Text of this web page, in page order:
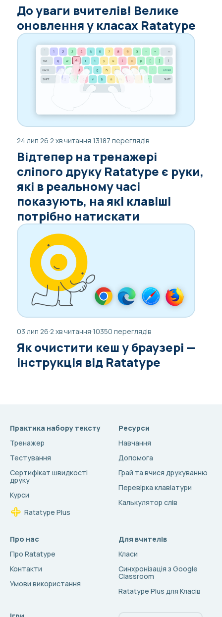
До уваги вчителів! Велике
оновлення у класах Ratatype
24 лип 26·2 хв читання·13187 переглядів
Відтепер на тренажері
сліпого друку Ratatype є руки,
які в реальному часі
показують, на які клавіші
потрібно натискати
03 лип 26·2 хв читання·10350 переглядів
Як очистити кеш у браузері —
інструкція від Ratatype
Практика набору тексту
Тренажер
Тестування
Сертифікат швидкості
друку
Курси
Ratatype Plus
Ресурси
Навчання
Допомога
Грай та вчися друкуванню
Перевірка клавіатури
Калькулятор слів
Про нас
Про Ratatype
Контакти
Умови використання
Для вчителів
Класи
Синхронізація з Google
Classroom
Ratatype Plus для Класів